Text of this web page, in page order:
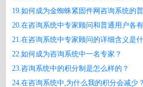
19.如何成为金蜘蛛紧固件网咨询系统的
20.在咨询系统中专家顾问和普通用户各
21.在咨询系统中专家顾问的详细含义是
22.如何成为咨询系统中一名专家？
23.咨询系统中的积分制是怎么样的？
24.在咨询系统中,为什么我的积分会减少？